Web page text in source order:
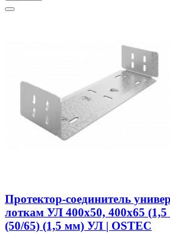
Протектор-соединитель
лоткам УЛ 400х50, 400х65
(50/65) (1,5 мм) УЛ | OSTEC